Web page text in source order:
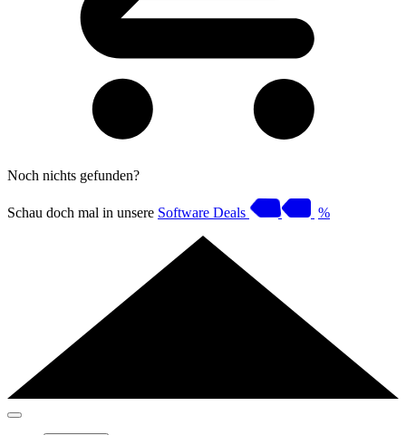
Noch nichts gefunden?
Schau doch mal in unsere Software Deals %